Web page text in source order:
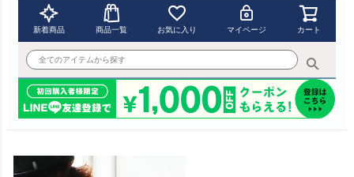
新着商品 商品一覧 お気に入り マイページ カート